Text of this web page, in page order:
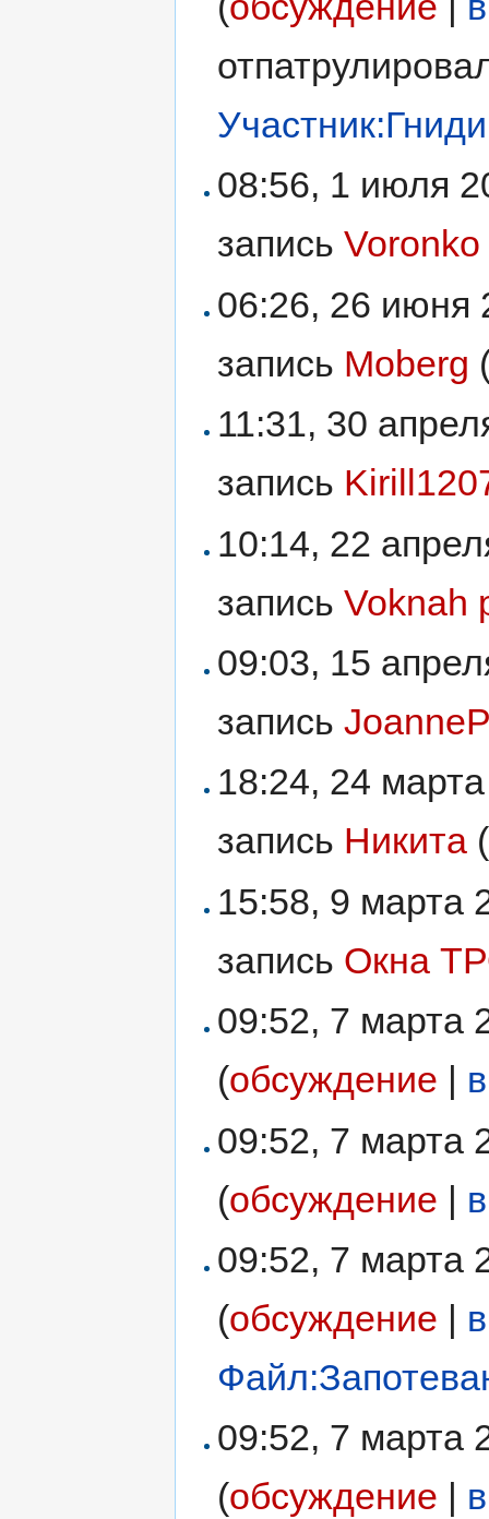
08:56, 1 июля
записьVoronko
06:26, 26 июня
запись Moberg
11:31, 30
запись
10:14, 22
записьVoknah
09:03, 15
запись
18:24, 24
запись Никита (
15:58, 9 марта
запись Окна
09:52, 7 марта
(обсуждение |
09:52, 7 марта
(обсуждение |
09:52, 7 марта
(обсуждение |
09:52, 7 марта
(обсуждение